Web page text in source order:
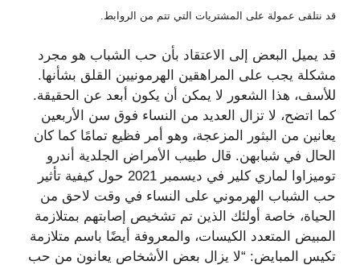
قد نتلقى عمولة على المشتريات التي تتم من الروابط.
قد يميل البعض إلى الاعتقاد بأن حب الشباب هو مجرد
مشكلة يجب على المراهقين الهرمونيين القلق بشأنها.
للأسف، هذا الشعور لا يمكن أن يكون أبعد عن الحقيقة.
كما اتضح، لا تزال العديد من النساء فوق سن الأربعين
يعانين من البثور المزعجة، وهو أمر فظيع تمامًا كما كان
الحال في شبابهن. قال طبيب الأمراض الجلدية أندرو
توميزاوا لماري كلير في ديسمبر 2021 حول كيفية تأثير
حب الشباب الهرموني على النساء في وقت لاحق من
الحياة، خاصة أولئك الذين تم تشخيص إصابتهم بمتلازمة
المبيض المتعدد الكيسات، والمعروفة أيضًا باسم متلازمة
تكيس المبايض: “لا يزال بعض الأشخاص يعانون من حب